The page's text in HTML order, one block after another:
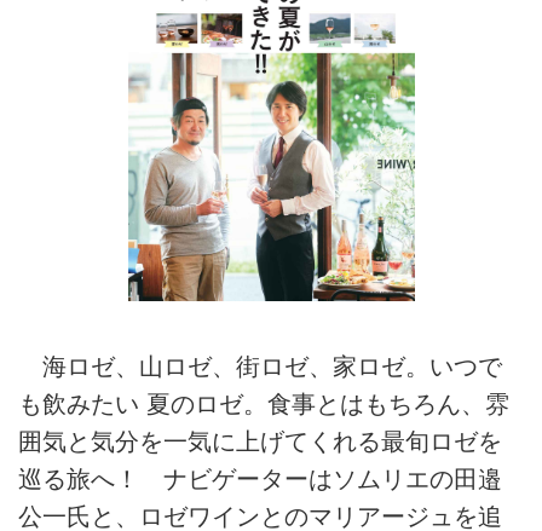
海ロゼ、山ロゼ、街ロゼ、家ロゼ。いつで
も飲みたい 夏のロゼ。食事とはもちろん、雰
囲気と気分を一気に上げてくれる最旬ロゼを
巡る旅へ！ ナビゲーターはソムリエの田邉
公一氏と、ロゼワインとのマリアージュを追